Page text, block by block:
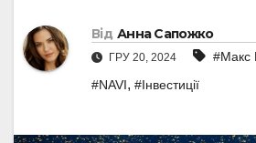
Від Анна Сапожко
ГРУ 20, 2024 #Макс
#NAVI, #Інвестиції